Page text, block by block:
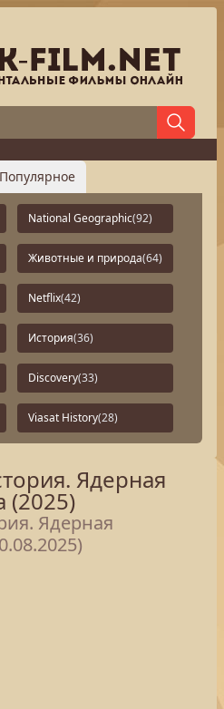
Популярное
National Geographic(92)
Животные и природа(64)
Netflix(42)
История(36)
Discovery(33)
Viasat History(28)
Ядерная
(2025)
Ядерная